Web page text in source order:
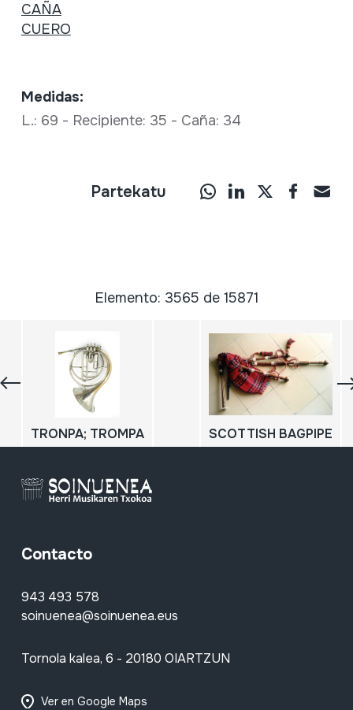
CAÑA
CUERO
Medidas:
L.: 69 - Recipiente: 35 - Caña: 34
Partekatu
Elemento: 3565 de 15871
TRONPA; TROMPA SCOTTISH BAGPIPE
Contacto
943 493 578
soinuenea@soinuenea.eus
Tornola kalea, 6 - 20180 OIARTZUN
Ver en Google Maps